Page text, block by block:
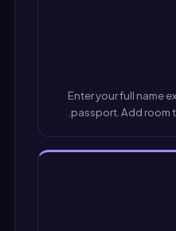
Enter your full name
passport. Add room